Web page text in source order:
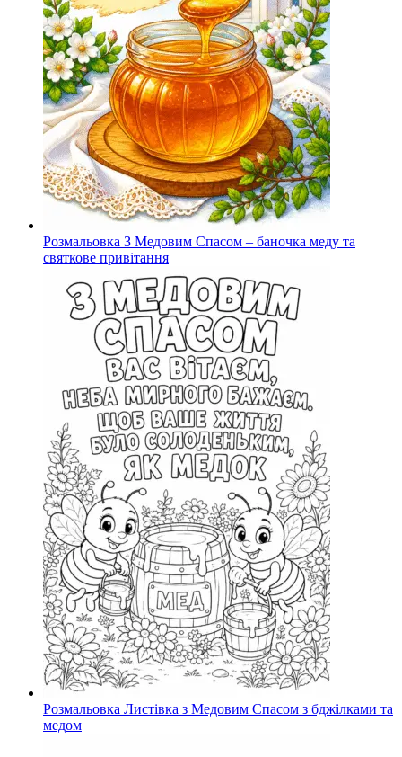
Розмальовка З Медовим Спасом – баночка меду та
святкове привітання
Розмальовка Листівка з Медовим Спасом з бджілками та
медом